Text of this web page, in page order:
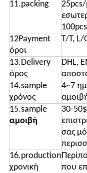
11.packing
12Payment
όροι
T/T, L/
13.Delivery
όρος
DHL,
14.sample
χρόνος
4~7
15.sample
αμοιβή
30-
σας
16.production
χρονική
που